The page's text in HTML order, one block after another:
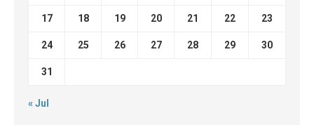
17 18 19 20 21 22 23
24 25 26 27 28 29 30
31
« Jul